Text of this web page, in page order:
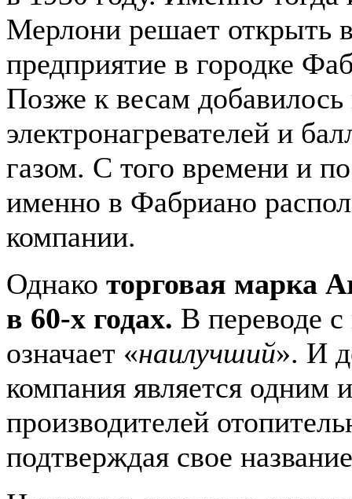
Мерлони решает открыть
предприятие в городке
Позже к весам добавилось
электронагревателей и
газом. С того времени и
именно в Фабриано
компании.
Однако торговая марка
в 60-х годах. В переводе с
означает «наилучший». И
компания является одним
производителей
подтверждая свое